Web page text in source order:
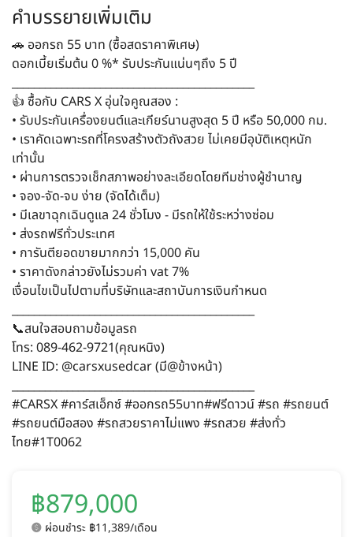
คำบรรยายเพิ่มเติม
🚗 ออกรถ 55 บาท (ซื้อสดราคาพิเศษ)
ดอกเบี้ยเริ่มต้น 0 %* รับประกันแน่นๆถึง 5 ปี
👍 ซื้อกับ CARS X อุ่นใจคูณสอง :
• รับประกันเครื่องยนต์และเกียร์นานสูงสุด 5 ปี หรือ 50,000 กม.
• เราคัดเฉพาะรถที่โครงสร้างตัวถังสวย ไม่เคยมีอุบัติเหตุหนัก
เท่านั้น
• ผ่านการตรวจเช็กสภาพอย่างละเอียดโดยทีมช่างผู้ชำนาญ
• จอง-จัด-จบ ง่าย (จัดได้เต็ม)
• มีเลขาฉุกเฉินดูแล 24 ชั่วโมง - มีรถให้ใช้ระหว่างซ่อม
• ส่งรถฟรีทั่วประเทศ
• การันตียอดขายมากกว่า 15,000 คัน
• ราคาดังกล่าวยังไม่รวมค่า vat 7%
เงื่อนไขเป็นไปตามที่บริษัทและสถาบันการเงินกำหนด
📞สนใจสอบถามข้อมูลรถ
โทร: 089-462-9721(คุณหนิง)
LINE ID: @carsxusedcar (มี@ข้างหน้า)
#CARSX #คาร์สเอ็กซ์ #ออกรถ55บาท#ฟรีดาวน์ #รถ #รถยนต์
#รถยนต์มือสอง #รถสวยราคาไม่แพง #รถสวย #ส่งทั่ว
ไทย#1T0062
฿879,000
ผ่อนชำระ ฿11,389/เดือน